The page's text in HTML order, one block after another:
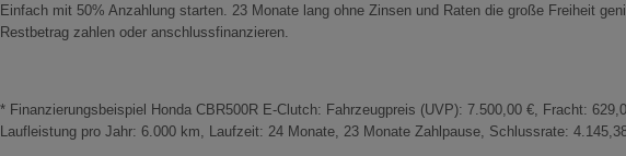
Einfach mit 50% Anzahlung starten. 23 Monate lang ohne Zinsen und Raten die große Freiheit
Restbetrag zahlen oder anschlussfinanzieren.
* Finanzierungsbeispiel Honda CBR500R E-Clutch: Fahrzeugpreis (UVP): 7.500,00 €, Fracht:
Laufleistung pro Jahr: 6.000 km, Laufzeit: 24 Monate, 23 Monate Zahlpause, Schlussrate: